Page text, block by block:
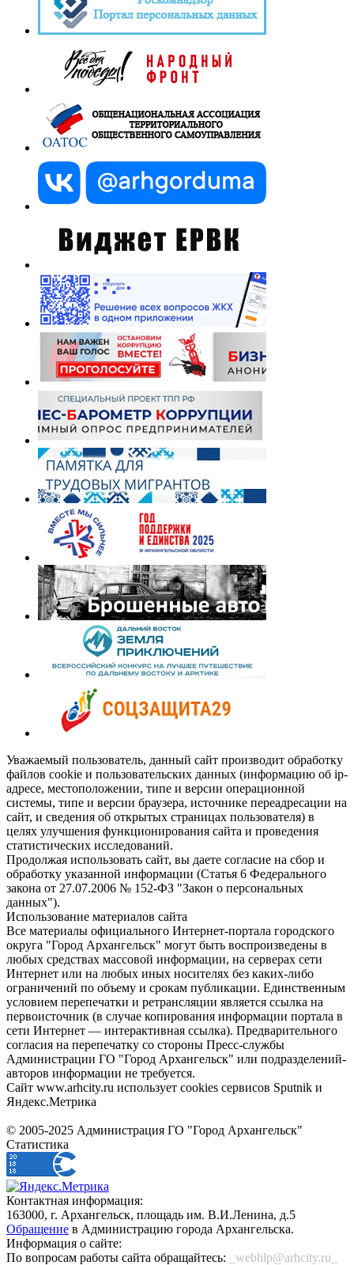
Уважаемый пользователь, данный сайт производит обработку
файлов cookie и пользовательских данных (информацию об ip-
адресе, местоположении, типе и версии операционной
системы, типе и версии браузера, источнике переадресации на
сайт, и сведения об открытых страницах пользователя) в
целях улучшения функционирования сайта и проведения
статистических исследований.
Продолжая использовать сайт, вы даете согласие на сбор и
обработку указанной информации (Статья 6 Федерального
закона от 27.07.2006 № 152-ФЗ "Закон о персональных
данных").
Использование материалов сайта
Все материалы официального Интернет-портала городского
округа "Город Архангельск" могут быть воспроизведены в
любых средствах массовой информации, на серверах сети
Интернет или на любых иных носителях без каких-либо
ограничений по объему и срокам публикации. Единственным
условием перепечатки и ретрансляции является ссылка на
первоисточник (в случае копирования информации портала в
сети Интернет — интерактивная ссылка). Предварительного
согласия на перепечатку со стороны Пресс-службы
Администрации ГО "Город Архангельск" или подразделений-
авторов информации не требуется.
Сайт www.arhcity.ru использует cookies сервисов Sputnik и
Яндекс.Метрика
© 2005-2025 Администрация ГО "Город Архангельск"
Статистика
Контактная информация:
163000, г. Архангельск, площадь им. В.И.Ленина, д.5
Обращение в Администрацию города Архангельска.
Информация о сайте:
По вопросам работы сайта обращайтесь:
_webhlp@arhcity.ru_